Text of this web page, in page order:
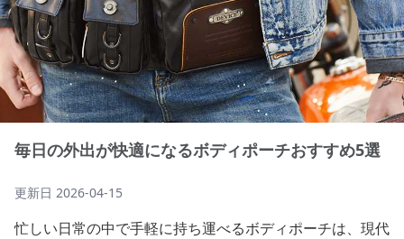
毎日の外出が快適になるボディポーチおすすめ5選
更新日 2026-04-15
忙しい日常の中で手軽に持ち運べるボディポーチは、現代